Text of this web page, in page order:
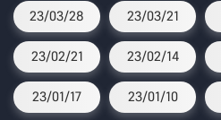
23/03/28 23/03/21
23/02/21 23/02/14
23/01/17 23/01/10